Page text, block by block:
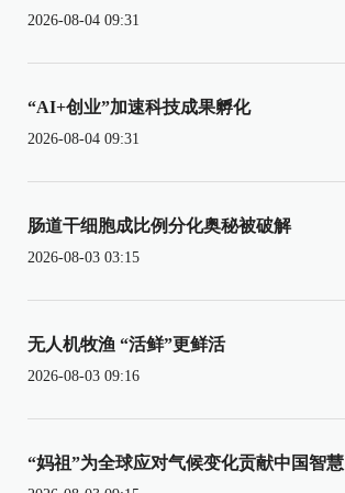
2026-08-04 09:31
“AI+创业”加速科技成果孵化
2026-08-04 09:31
肠道干细胞成比例分化奥秘被破解
2026-08-03 03:15
无人机牧渔 “活鲜”更鲜活
2026-08-03 09:16
“妈祖”为全球应对气候变化贡献中国智慧